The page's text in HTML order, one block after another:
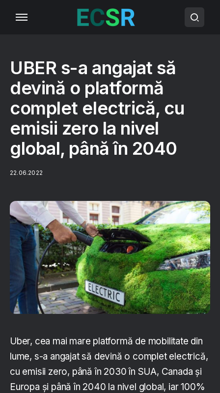
UBER s-a angajat să
devină o platformă
complet electrică, cu
emisii zero la nivel
global, până în 2040
22.06.2022
Uber, cea mai mare platformă de mobilitate din
lume, s-a angajat să devină o complet electrică,
cu emisii zero, până în 2030 în SUA, Canada și
Europa și până în 2040 la nivel global, iar 100%